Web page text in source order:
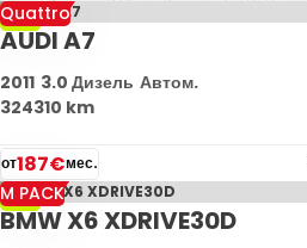
-6%
Quattro
AUDI A7
2011 3.0 Дизель Автом.
324310 km
от187€мес.
-4%
M PACK
BMW X6 XDRIVE30D